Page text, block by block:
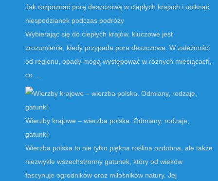
Jak rozpoznać porę deszczową w ciepłych krajach i uniknąć
niespodzianek podczas podróży
Wybierając się do ciepłych krajów, kluczowe jest
zrozumienie, kiedy przypada pora deszczowa. W zależności
od regionu, opady mogą występować w różnych miesiącach,
co …
Wierzby krajowe – wierzba polska. Odmiany, rodzaje,
gatunki
Wierzba polska to nie tylko piękna roślina ozdobna, ale także
niezwykle wszechstronny gatunek, który od wieków
fascynuje ogrodników oraz miłośników natury. Jej